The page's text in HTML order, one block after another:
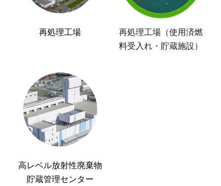
再処理工場
再処理工場（使用済燃
料受入れ・貯蔵施設）
高レベル放射性廃棄物
貯蔵管理センター